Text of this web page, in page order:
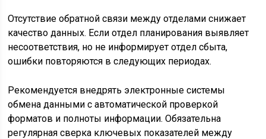
Отсутствие обратной связи между отделами снижает
качество данных. Если отдел планирования выявляет
несоответствия, но не информирует отдел сбыта,
ошибки повторяются в следующих периодах.
Рекомендуется внедрять электронные системы
обмена данными с автоматической проверкой
форматов и полноты информации. Обязательна
регулярная сверка ключевых показателей между